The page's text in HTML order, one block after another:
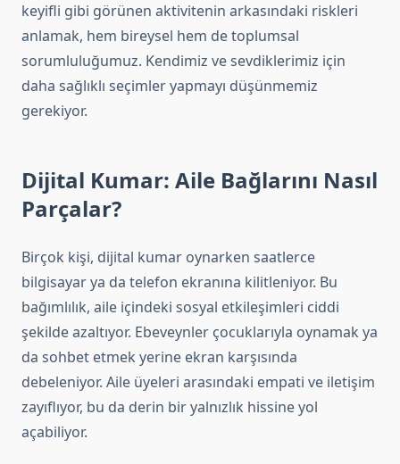
keyifli gibi görünen aktivitenin arkasındaki riskleri
anlamak, hem bireysel hem de toplumsal
sorumluluğumuz. Kendimiz ve sevdiklerimiz için
daha sağlıklı seçimler yapmayı düşünmemiz
gerekiyor.
Dijital Kumar: Aile Bağlarını Nasıl
Parçalar?
Birçok kişi, dijital kumar oynarken saatlerce
bilgisayar ya da telefon ekranına kilitleniyor. Bu
bağımlılık, aile içindeki sosyal etkileşimleri ciddi
şekilde azaltıyor. Ebeveynler çocuklarıyla oynamak ya
da sohbet etmek yerine ekran karşısında
debeleniyor. Aile üyeleri arasındaki empati ve iletişim
zayıflıyor, bu da derin bir yalnızlık hissine yol
açabiliyor.